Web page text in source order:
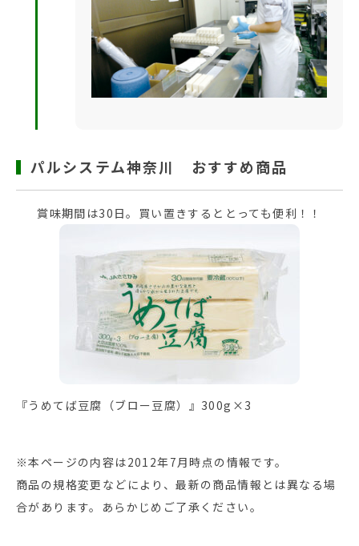
パルシステム神奈川 おすすめ商品
賞味期間は30日。買い置きするととっても便利！！
『うめてば豆腐（ブロー豆腐）』300g×3
※本ページの内容は2012年7月時点の情報です。
商品の規格変更などにより、最新の商品情報とは異なる場
合があります。あらかじめご了承ください。